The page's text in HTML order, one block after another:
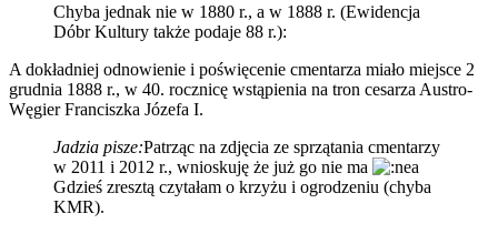
Chyba jednak nie w 1880 r., a w 1888 r. (Ewidencja
Dóbr Kultury także podaje 88 r.):
A dokładniej odnowienie i poświęcenie cmentarza miało miejsce 2
grudnia 1888 r., w 40. rocznicę wstąpienia na tron cesarza Austro-
Węgier Franciszka Józefa I.
Jadzia pisze:Patrząc na zdjęcia ze sprzątania cmentarzy
w 2011 i 2012 r., wnioskuję że już go nie ma
Gdzieś zresztą czytałam o krzyżu i ogrodzeniu (chyba
KMR).